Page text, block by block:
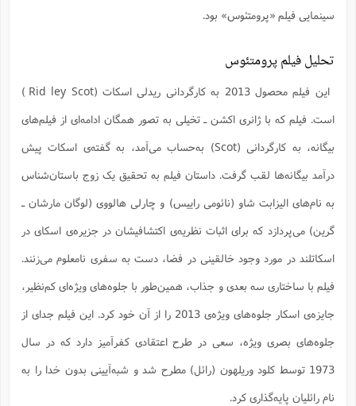
سینمایی فیلم «پرومتئوس» بود.
تحلیل فیلم پرومتئوس
این فیلم محصول 2013 به کارگردانی ریدلی اسکات (Rid ley Scot )
است. فیلم که با ژانری اکشن ـ تخیلی به تصور همگان ادامه‌ای از فیلم‌های
بیگانه، به کارگردانی (Scot) به‌حساب می‌آمد، به گفته‌ی اسکات پیش
درآمد بیگانه‌ها لقب گرفت. داستان فیلم به تحقیق یک زوج باستان‌شناس
به نام‌های الیزابت شاو (نائومی راییس) و چارلی هالووی (لوگان مارشان ـ
گرین) می‌پردازد که برای اثبات نظریه‌ی اکتشافیشان در جزیره‌ی اسکای در
اسکاتلند در مورد وجود خالقینی در فضا، دست به سفری نامعلوم می‌زنند.
فیلم با ساختاری سه بعدی و جذاب، همین‌طور با جلوه‌های ویژه‌ای کم‌نظیر،
جایزه‌ی اسکار جلوه‌های ویژه‌ی 2013 را از آن خود کرد. این فیلم جدای از
جلوه‌های بصری ویژه، سعی در طرح اعتقادی کفرآمیز دارد که در سال
1973 توسط کلود وریلهون (رائل) مطرح شد و شبه‌آیینی بدون خدا را به
نام رائلیان پایه‌گذاری کرد.